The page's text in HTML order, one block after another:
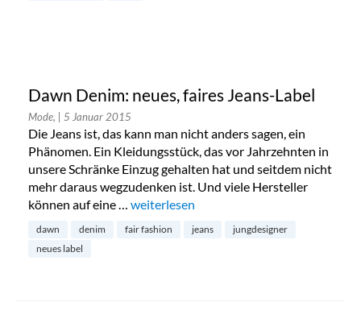
Dawn Denim: neues, faires Jeans-Label
Mode, | 5 Januar 2015
Die Jeans ist, das kann man nicht anders sagen, ein
Phänomen. Ein Kleidungsstück, das vor Jahrzehnten in
unsere Schränke Einzug gehalten hat und seitdem nicht
mehr daraus wegzudenken ist. Und viele Hersteller
können auf eine … „Dawn Denim: neues, faires Jeans-Label“
weiterlesen
dawn denim fair fashion jeans
jungdesigner
neues label